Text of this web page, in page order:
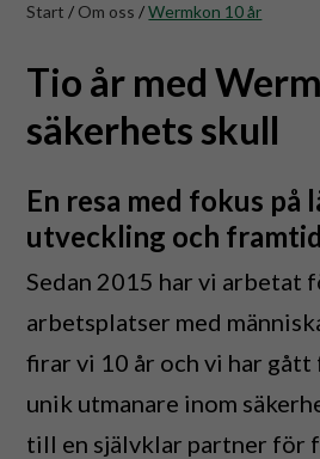
Start / Om oss /Wermkon 10 år
Tio år med
säkerhets skull
En resa med fokus på
utveckling och
Sedan 2015 har vi arbetat
arbetsplatser med
firar vi 10 år och vi har gått
unik utmanare inom
till en självklar partner för